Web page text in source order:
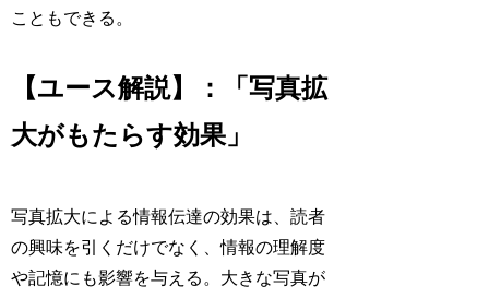
こともできる。
【ユース解説】：「写真拡
大がもたらす効果」
写真拡大による情報伝達の効果は、読者
の興味を引くだけでなく、情報の理解度
や記憶にも影響を与える。大きな写真が